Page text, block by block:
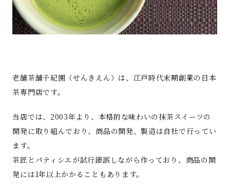
老舗茶舗千紀園（せんきえん）は、江戸時代末期創業の日本
茶専門店です。
当店では、2003年より、本格的な味わいの抹茶スイーツの
開発に取り組んでおり、商品の開発、製造は自社で行ってい
ます。
茶匠とパティシエが試行錯誤しながら作っており、商品の開
発には1年以上かかることもあります。